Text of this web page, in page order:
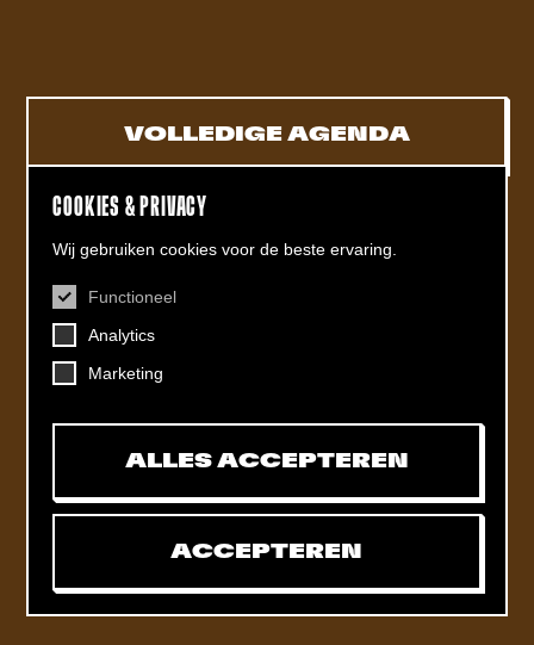
COOKIES & PRIVACY
Wij gebruiken cookies voor de beste ervaring.
Functioneel
Analytics
Marketing
ALLES ACCEPTEREN
ACCEPTEREN
VOLLEDIGE AGENDA
CONTACT
Helling 7, 3523 CB Utrecht
Toegankelijkheids­verklaringMijn tickets